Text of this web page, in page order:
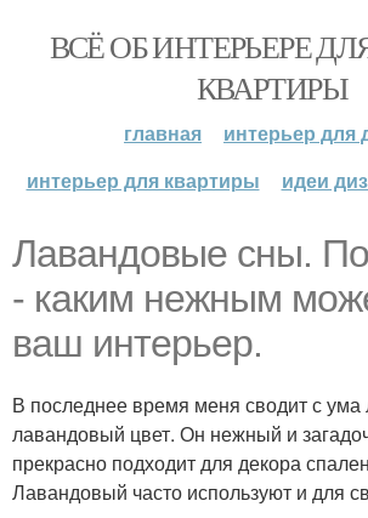
ВСЁ ОБ ИНТЕРЬЕРЕ
КВАРТИРЫ
главная
интерьер для
интерьер для квартиры
идеи
Лавандовые сны.
- каким нежным
ваш интерьер.
В последнее время меня сводит с ума
лавандовый цвет. Он нежный и
прекрасно подходит для декора
Лавандовый часто используют и для